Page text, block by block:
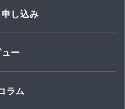
し込み
ー
ラム